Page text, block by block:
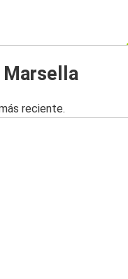
Marsella
reciente.